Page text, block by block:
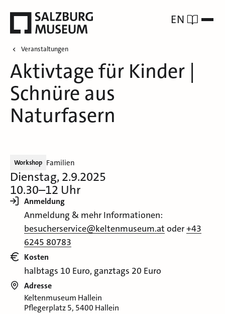
EN
Veranstaltungen
Aktivtage für Kinder |
Schnüre aus
Naturfasern
Workshop Familien
Dienstag, 2.9.2025
10.30–12 Uhr
Anmeldung
Anmeldung & mehr Informationen:
besucherservice@keltenmuseum.at oder+43
6245 80783
Kosten
halbtags 10 Euro, ganztags 20 Euro
Adresse
Keltenmuseum Hallein
Pflegerplatz 5, 5400 Hallein